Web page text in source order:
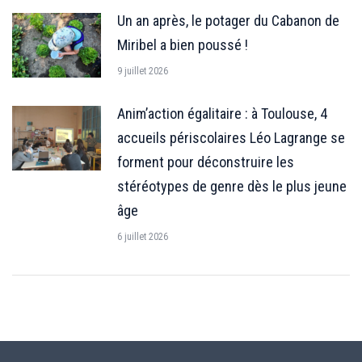
Un an après, le potager du Cabanon de
Miribel a bien poussé !
9 juillet 2026
Anim’action égalitaire : à Toulouse, 4
accueils périscolaires Léo Lagrange se
forment pour déconstruire les
stéréotypes de genre dès le plus jeune
âge
6 juillet 2026